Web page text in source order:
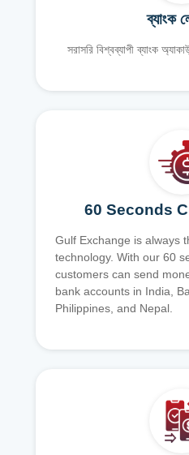
ব্যাংক
সরাসরি বিশ্বব্যাপী ব্যাংক
60 Seconds
Gulf Exchange is always
technology. With our 60
customers can send
bank accounts in India,
Philippines, and Nepal.